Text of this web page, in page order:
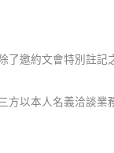
了邀約文會特別註記
方以本人名義洽談業